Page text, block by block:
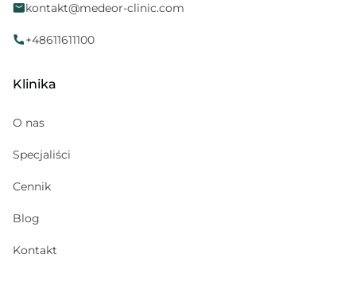
Położna
Neurologopeda
Medycyna sportowa
Pediatria
Gabinet zabiegowy
Psychoterapeuta
kontakt@medeor-clinic.com
+48611611100
Klinika
O nas
Specjaliści
Cennik
Blog
Kontakt